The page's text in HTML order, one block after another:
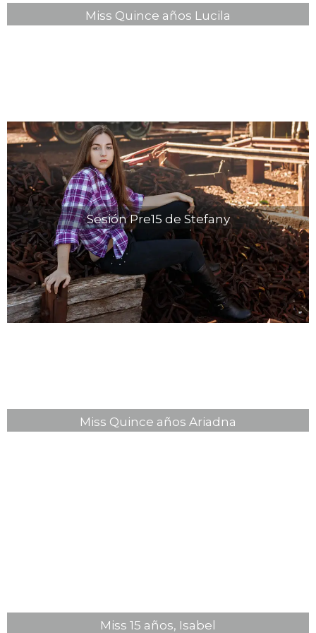
Miss Quince años Lucila
Sesión Pre15 de Stefany
Miss Quince años Ariadna
Miss 15 años, Isabel